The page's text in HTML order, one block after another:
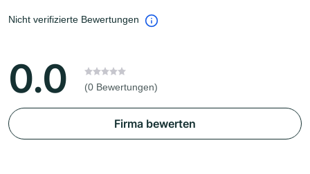
Nicht verifizierte Bewertungen
0.0 (0 Bewertungen)
Firma bewerten